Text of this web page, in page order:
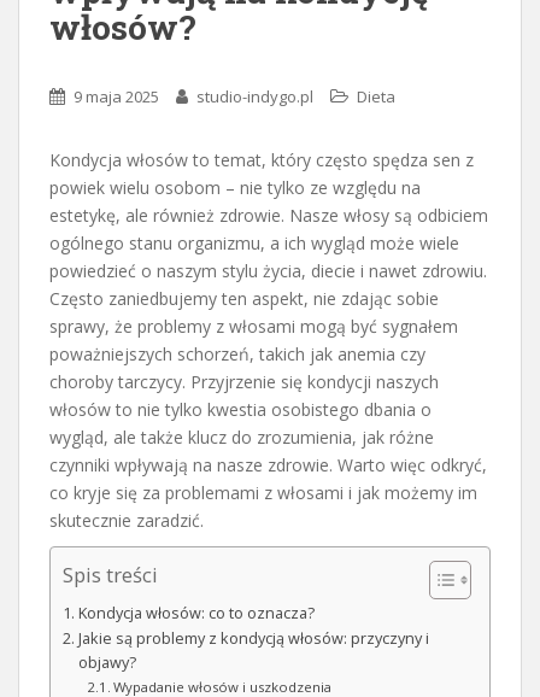
włosów?
9 maja 2025 studio-indygo.pl Dieta
Kondycja włosów to temat, który często spędza sen z
powiek wielu osobom – nie tylko ze względu na
estetykę, ale również zdrowie. Nasze włosy są odbiciem
ogólnego stanu organizmu, a ich wygląd może wiele
powiedzieć o naszym stylu życia, diecie i nawet zdrowiu.
Często zaniedbujemy ten aspekt, nie zdając sobie
sprawy, że problemy z włosami mogą być sygnałem
poważniejszych schorzeń, takich jak anemia czy
choroby tarczycy. Przyjrzenie się kondycji naszych
włosów to nie tylko kwestia osobistego dbania o
wygląd, ale także klucz do zrozumienia, jak różne
czynniki wpływają na nasze zdrowie. Warto więc odkryć,
co kryje się za problemami z włosami i jak możemy im
skutecznie zaradzić.
Spis treści
Kondycja włosów: co to oznacza?
Jakie są problemy z kondycją włosów: przyczyny i
objawy?
Wypadanie włosów i uszkodzenia